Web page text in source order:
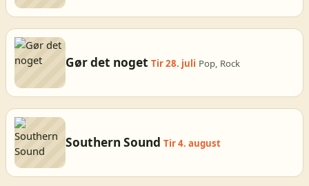
Gør det noget Tir 28. juli Pop, Rock
Southern Sound Tir 4. august